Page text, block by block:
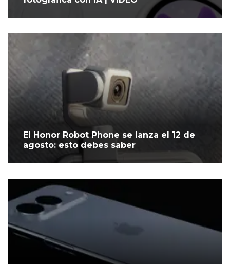
El Honor Robot Phone se lanza el 12 de
agosto: esto debes saber